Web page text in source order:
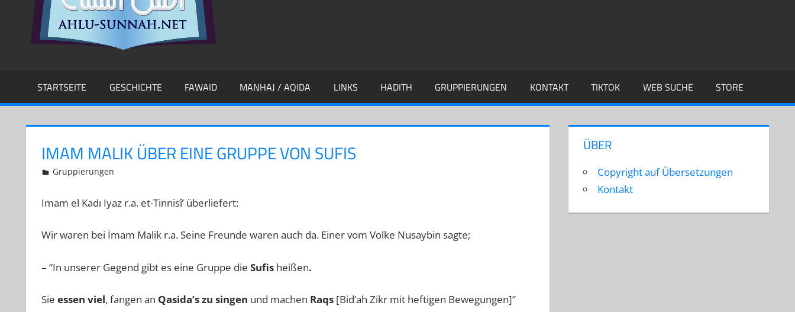
STARTSEITE GESCHICHTE FAWAID MANHAJ / AQIDA LINKS HADITH GRUPPIERUNGEN KONTAKT TIKTOK WEB SUCHE STORE
IMAM MALIK ÜBER EINE GRUPPE VON SUFIS
29. Oktober 2012
Muwahid At-Turki
Gruppierungen
Imam el Kadı Iyaz r.a. et-Tinnisî’ überliefert:
Wir waren bei İmam Malik r.a. Seine Freunde waren auch da. Einer vom Volke Nusaybin sagte;
– “In unserer Gegend gibt es eine Gruppe die Sufis heißen.
Sie essen viel, fangen an Qasida’s zu singen und machen Raqs[Bid’ah Zikr mit heftigen Bewegungen]”
ÜBER
Copyright auf Übersetzungen
Kontakt